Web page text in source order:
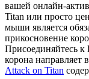
вашей онлайн-
Titan или просто
мыши является
прикосновение
Присоединяйтесь к
корона
Attack on Titan